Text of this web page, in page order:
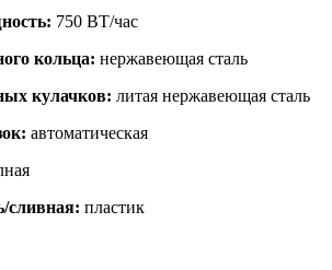
750 ВТ/час
кольца: нержавеющая сталь
кулачков: литая нержавеющая сталь
автоматическая
сливная: пластик